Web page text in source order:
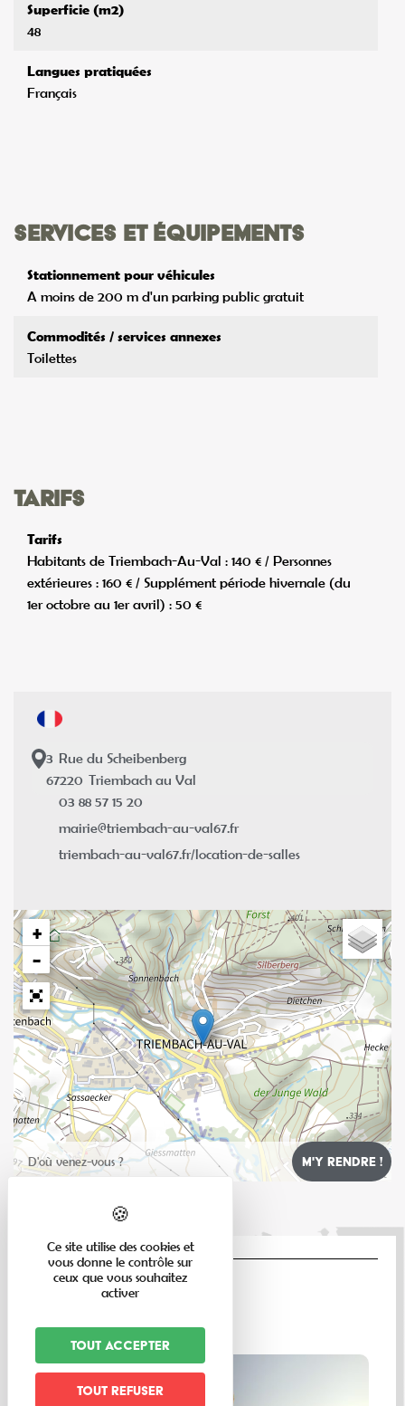
Superficie (m2)
48
Langues pratiquées
Français
Services et équipements
Stationnement pour véhicules
A moins de 200 m d'un parking public gratuit
Commodités / services annexes
Toilettes
Tarifs
Tarifs
Habitants de Triembach-Au-Val : 140 € / Personnes
extérieures : 160 € / Supplément période hivernale (du
1er octobre au 1er avril) : 50 €
3 Rue du Scheibenberg
67220 Triembach au Val
03 88 57 15 20
mairie@triembach-au-val67.fr
triembach-au-val67.fr/location-de-salles
+
−
Leaflet
LE MAG
Ce site utilise des cookies et
vous donne le contrôle sur
ceux que vous souhaitez
activer
Tout accepter
Tout refuser